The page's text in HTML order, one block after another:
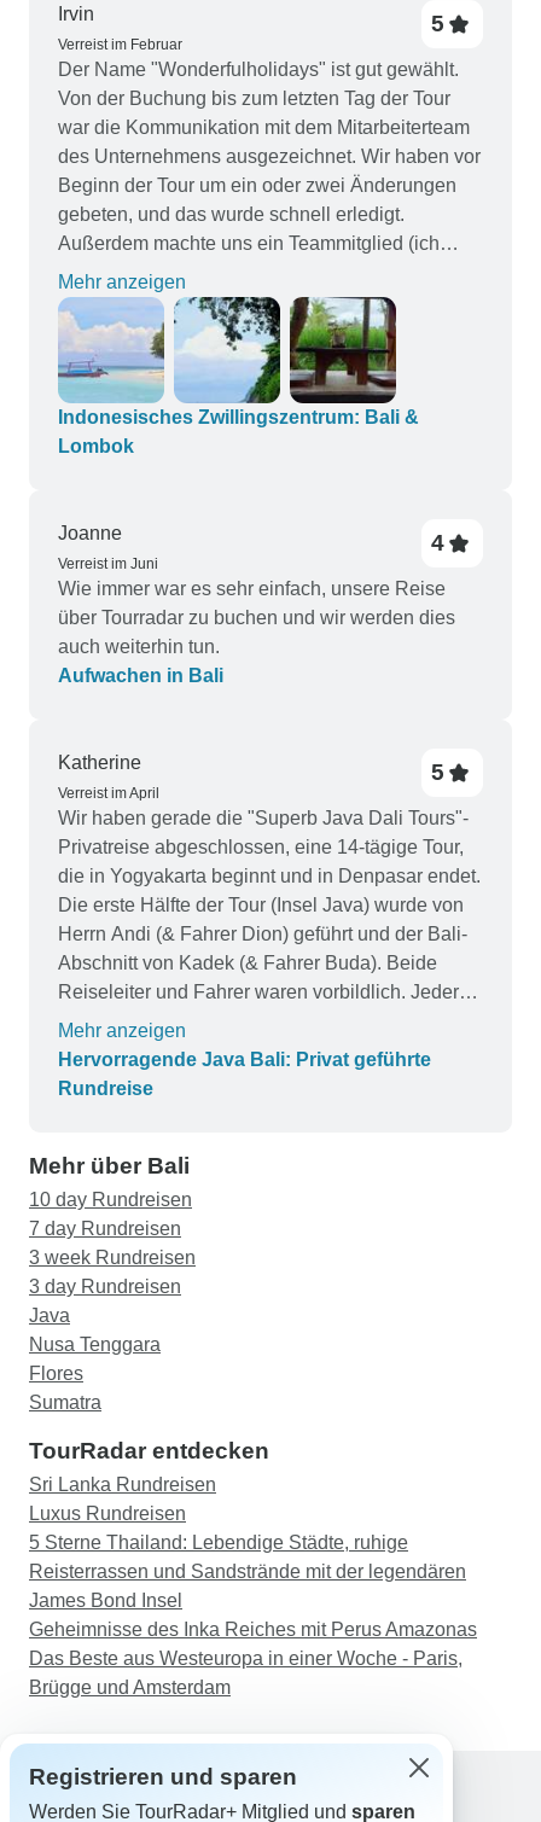
Irvin
Verreist im Februar
5
Der Name "Wonderfulholidays" ist gut gewählt.
Von der Buchung bis zum letzten Tag der Tour
war die Kommunikation mit dem Mitarbeiterteam
des Unternehmens ausgezeichnet. Wir haben vor
Beginn der Tour um ein oder zwei Änderungen
gebeten, und das wurde schnell erledigt.
Außerdem machte uns ein Teammitglied (ich
glaube Sam) auf ein großartiges Hotelangebot
aufmerksam, das wir gerne in Anspruch
genommen haben... denn für insgesamt etwa 100
CAD wurden unsere letzten 6
Hotelübernachtungen mit Meerblick aufgewertet...
ein Schnäppchen. Barbara war mit der
Unterstützung von Penny unsere
Fahrern/Führern, Abholzeiten usw. sowie für die
Nachbereitung der Tagesereignisse. Eine
beeindruckende Leistung! Eine
Notfallkontaktnummer war ebenfalls immer
verfügbar, was für die Sorgfalt und
Aufmerksamkeit spricht, mit der die Tour geplant
und kompetenten Team.
Mehr anzeigen
Indonesisches Zwillingszentrum: Bali &
Lombok
Joanne
Verreist im Juni
4
Wie immer war es sehr einfach, unsere Reise
über Tourradar zu buchen und wir werden dies
auch weiterhin tun.
Aufwachen in Bali
Katherine
Verreist im April
5
Wir haben gerade die "Superb Java Dali Tours"-
Privatreise abgeschlossen, eine 14-tägige Tour,
die in Yogyakarta beginnt und in Denpasar endet.
Die erste Hälfte der Tour (Insel Java) wurde von
Herrn Andi (& Fahrer Dion) geführt und der Bali-
Abschnitt von Kadek (& Fahrer Buda). Beide
Reiseleiter und Fahrer waren vorbildlich. Jeder
von ihnen war hilfsbereit und informativ, lieferte
viele Informationen, besprach den Plan für den
Tag im Voraus (wie in der Tour beschrieben) und
unerwarteten Probleme. Die Reiseleiter waren
IMMER pünktlich und flexibel mit unserem
Zeitplan (wir sind Frühaufsteher). Wir waren nicht
enttäuscht von dem, was wir gesehen haben. Es
war sogar so viel an jedem Tag geplant, dass wir
beschlossen, Prioritäten zu setzen und uns auf
das zu konzentrieren, was uns wichtig war (und
manchmal einige der Stopps auszulassen). Wir
liebten den Mt Bromo, entschieden uns aber
Hotels, in denen wir übernachtet haben, waren
ausgezeichnet: große, saubere Zimmer,
Klimaanlage und oft mit einem Pool vor Ort
(wunderbar für ein Bad am Ende des Tages, um
sich vor dem Abendessen abzukühlen). Einige
Hotels lagen etwas abgelegen (wunderbare
Landschaft), so dass wir gezwungen waren, im
Hotel zu Abend zu essen (aber wir waren nie
enttäuscht von dem Essen). Auf Java haben wir
gegessen und die lokale Küche probiert (nach
Jakarta-Art, Sundanese usw.), während die
Restaurants auf Bali eher auf Touristen
Mehr anzeigen
Hervorragende Java Bali: Privat geführte
Rundreise
Mehr über Bali
10 day Rundreisen
7 day Rundreisen
3 week Rundreisen
3 day Rundreisen
Java
Nusa Tenggara
Flores
Sumatra
TourRadar entdecken
Sri Lanka Rundreisen
Luxus Rundreisen
5 Sterne Thailand: Lebendige Städte, ruhige
Reisterrassen und Sandstrände mit der legendären
James Bond Insel
Geheimnisse des Inka Reiches mit Perus Amazonas
Das Beste aus Westeuropa in einer Woche - Paris,
Brügge und Amsterdam
Registrieren und sparen
Werden Sie TourRadar+ Mitglied und sparen